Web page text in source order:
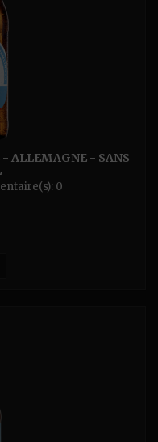
ALLEMAGNE - SANS
0